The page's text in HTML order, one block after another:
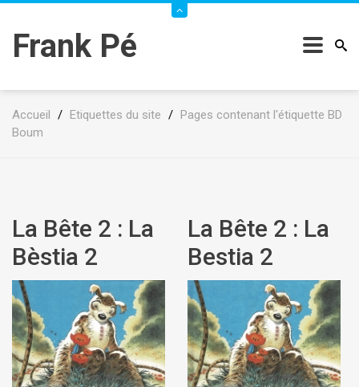
Frank Pé
Accueil / Etiquettes du site / Pages contenant l'étiquette BD
Boum
La Bête 2 : La
Bèstia 2
La Bête 2 : La
Bestia 2